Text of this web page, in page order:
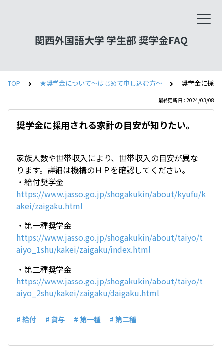
関西外国語大学 学生部 奨学金FAQ
TOP ★奨学金について～はじめて申し込む方～ 奨学金に採
最終更新日 : 2024/03/08
奨学金に採用される家計の目安が知りたい。
家族人数や世帯収入により、世帯収入の目安が異な
ります。詳細は機構のＨＰを確認してください。
・給付奨学金
https://www.jasso.go.jp/shogakukin/about/kyufu/k
akei/zaigaku.html
・第一種奨学金
https://www.jasso.go.jp/shogakukin/about/taiyo/t
aiyo_1shu/kakei/zaigaku/index.html
・第二種奨学金
https://www.jasso.go.jp/shogakukin/about/taiyo/t
aiyo_2shu/kakei/zaigaku/daigaku.html
# 給付 # 貸与 # 第一種 # 第二種